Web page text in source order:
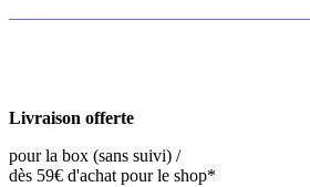
Livraison offerte
pour la box (sans suivi) /
dès 59€ d'achat pour le shop*